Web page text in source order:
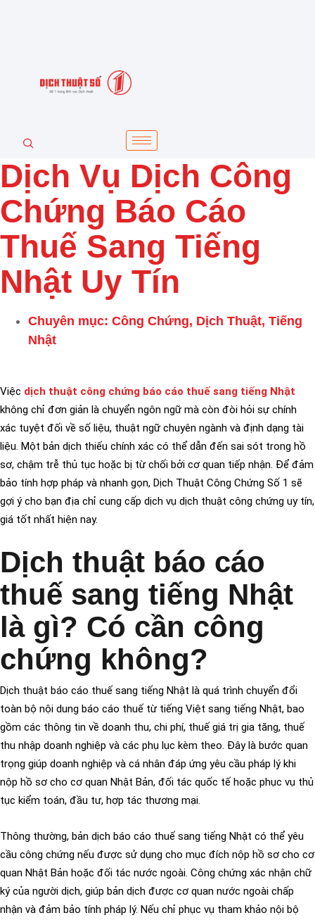
Dịch Vụ Dịch Công
Chứng Báo Cáo
Thuế Sang Tiếng
Nhật Uy Tín
Chuyên mục: Công Chứng, Dịch Thuật, Tiếng
Nhật
Việc dịch thuật công chứng báo cáo thuế sang tiếng Nhật
không chỉ đơn giản là chuyển ngôn ngữ mà còn đòi hỏi sự chính
xác tuyệt đối về số liệu, thuật ngữ chuyên ngành và định dạng tài
liệu. Một bản dịch thiếu chính xác có thể dẫn đến sai sót trong hồ
sơ, chậm trễ thủ tục hoặc bị từ chối bởi cơ quan tiếp nhận. Để đảm
bảo tính hợp pháp và nhanh gọn, Dịch Thuật Công Chứng Số 1 sẽ
gợi ý cho bạn địa chỉ cung cấp dịch vụ dịch thuật công chứng uy tín,
giá tốt nhất hiện nay.
Dịch thuật báo cáo
thuế sang tiếng Nhật
là gì? Có cần công
chứng không?
Dịch thuật báo cáo thuế sang tiếng Nhật là quá trình chuyển đổi
toàn bộ nội dung báo cáo thuế từ tiếng Việt sang tiếng Nhật, bao
gồm các thông tin về doanh thu, chi phí, thuế giá trị gia tăng, thuế
thu nhập doanh nghiệp và các phụ lục kèm theo. Đây là bước quan
trọng giúp doanh nghiệp và cá nhân đáp ứng yêu cầu pháp lý khi
nộp hồ sơ cho cơ quan Nhật Bản, đối tác quốc tế hoặc phục vụ thủ
tục kiểm toán, đầu tư, hợp tác thương mại.
Thông thường, bản dịch báo cáo thuế sang tiếng Nhật có thể yêu
cầu công chứng nếu được sử dụng cho mục đích nộp hồ sơ cho cơ
quan Nhật Bản hoặc đối tác nước ngoài. Công chứng xác nhận chữ
ký của người dịch, giúp bản dịch được cơ quan nước ngoài chấp
nhận và đảm bảo tính pháp lý. Nếu chỉ phục vụ tham khảo nội bộ